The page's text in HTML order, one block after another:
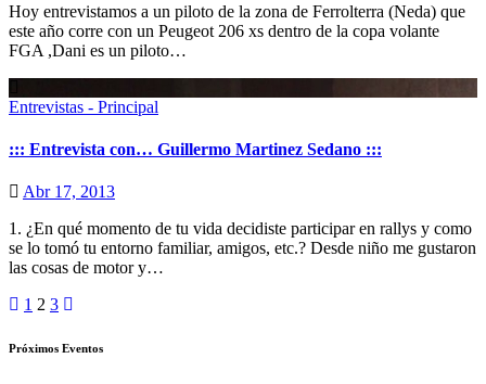
Hoy entrevistamos a un piloto de la zona de Ferrolterra (Neda) que
este año corre con un Peugeot 206 xs dentro de la copa volante
FGA ,Dani es un piloto…
Entrevistas - Principal
::: Entrevista con… Guillermo Martinez Sedano :::
Abr 17, 2013
1. ¿En qué momento de tu vida decidiste participar en rallys y como
se lo tomó tu entorno familiar, amigos, etc.? Desde niño me gustaron
las cosas de motor y…
Paginación
de
1 2 3
Próximos Eventos